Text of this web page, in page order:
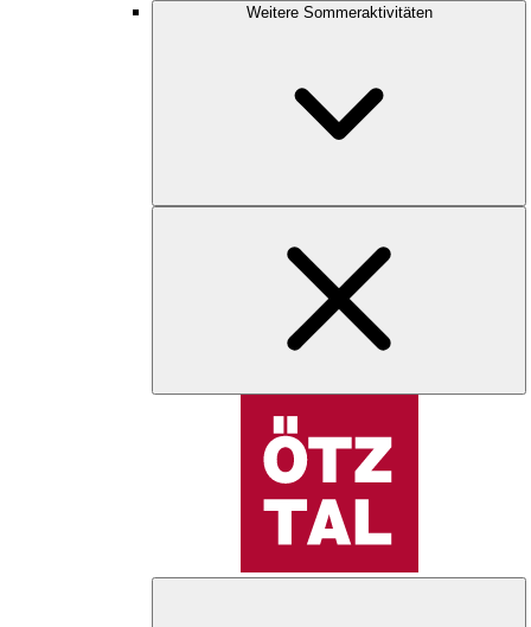
Weitere Sommeraktivitäten